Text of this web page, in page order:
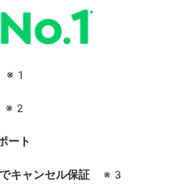
※1
※2
ート
キャンセル保証 ※3